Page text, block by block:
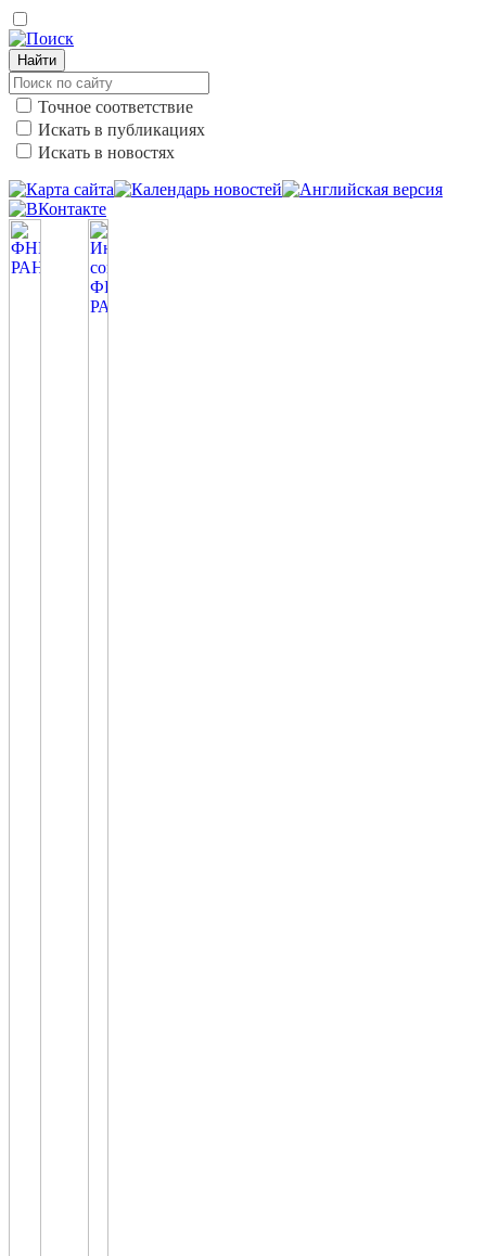
Найти
Точное соответствие
Искать в публикациях
Искать в новостях